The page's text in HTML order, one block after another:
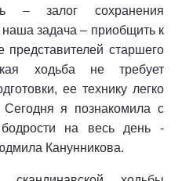
– залог сохранения
задача – приобщить к
старшего
ходьба не требует
ее технику легко
я познакомила с
на весь день -
Канунникова.